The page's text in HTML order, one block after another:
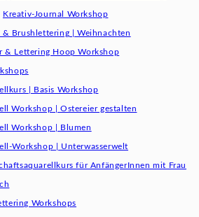
Kreativ-Journal Workshop
& Brushlettering | Weihnachten
& Lettering Hoop Workshop
| Basis Workshop
Workshop | Ostereier gestalten
Workshop | Blumen
Workshop | Unterwasserwelt
für AnfängerInnen mit Frau
Workshops